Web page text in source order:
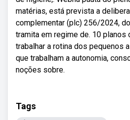
matérias, está prevista a
complementar (plc) 256/2024,
tramita em regime de. 10 planos
trabalhar a rotina dos pequenos
que trabalham a autonomia,
noções sobre.
Tags